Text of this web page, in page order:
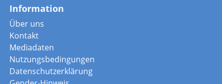
Information
Über uns
Kontakt
Mediadaten
Nutzungsbedingungen
Datenschutzerklärung